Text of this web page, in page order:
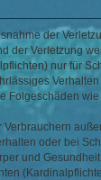
der
der Verletzung
nur für
Verhalten
Folgeschäden
oder bei
und